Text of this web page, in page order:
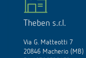
Theben s.r.l.
Via G. Matteotti 7
20846 Macherio (MB)